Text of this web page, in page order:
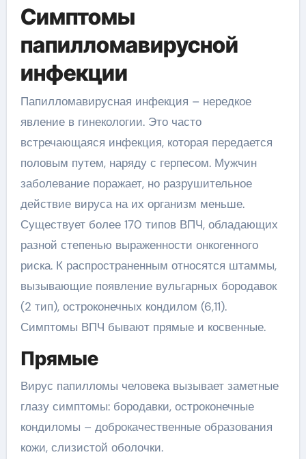
Симптомы
папилломавирусной
инфекции
Папилломавирусная инфекция – нередкое
явление в гинекологии. Это часто
встречающаяся инфекция, которая передается
половым путем, наряду с герпесом. Мужчин
заболевание поражает, но разрушительное
действие вируса на их организм меньше.
Существует более 170 типов ВПЧ, обладающих
разной степенью выраженности онкогенного
риска. К распространенным относятся штаммы,
вызывающие появление вульгарных бородавок
(2 тип), остроконечных кондилом (6,11).
Симптомы ВПЧ бывают прямые и косвенные.
Прямые
Вирус папилломы человека вызывает заметные
глазу симптомы: бородавки, остроконечные
кондиломы – доброкачественные образования
кожи, слизистой оболочки.